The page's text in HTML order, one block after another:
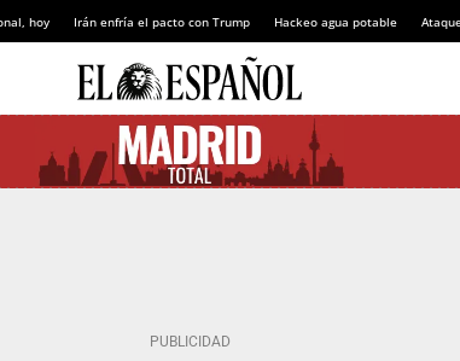
hoy Irán enfría el pacto con Trump Hackeo agua potable